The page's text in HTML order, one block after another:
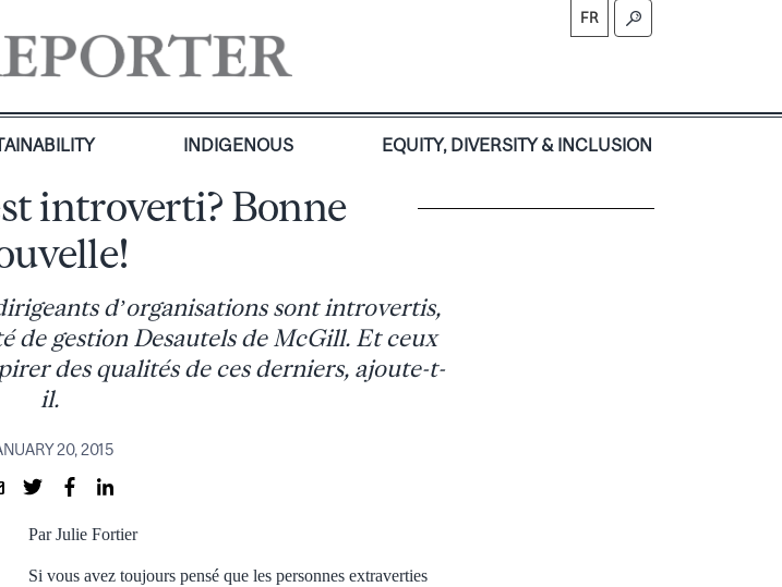
FR
INDIGENOUS EQUITY, DIVERSITY & INCLUSION
introverti? Bonne
d’organisations sont introvertis,
de gestion Desautels de McGill. Et ceux
des qualités de ces derniers, ajoute-t-
il.
20, 2015
Par Julie Fortier
Si vous avez toujours pensé que les personnes extraverties